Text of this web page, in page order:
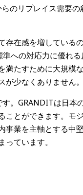
のリプレイス需要の
存在感を増している
への対応力に優れ
満たすために大規模
少なくありません。
。GRANDITは日本
ことができます。モ
事業を主軸とする中
ています。